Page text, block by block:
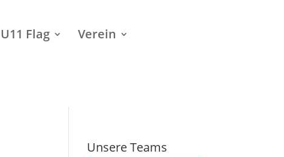
U11 Flag Verein
Unsere Teams